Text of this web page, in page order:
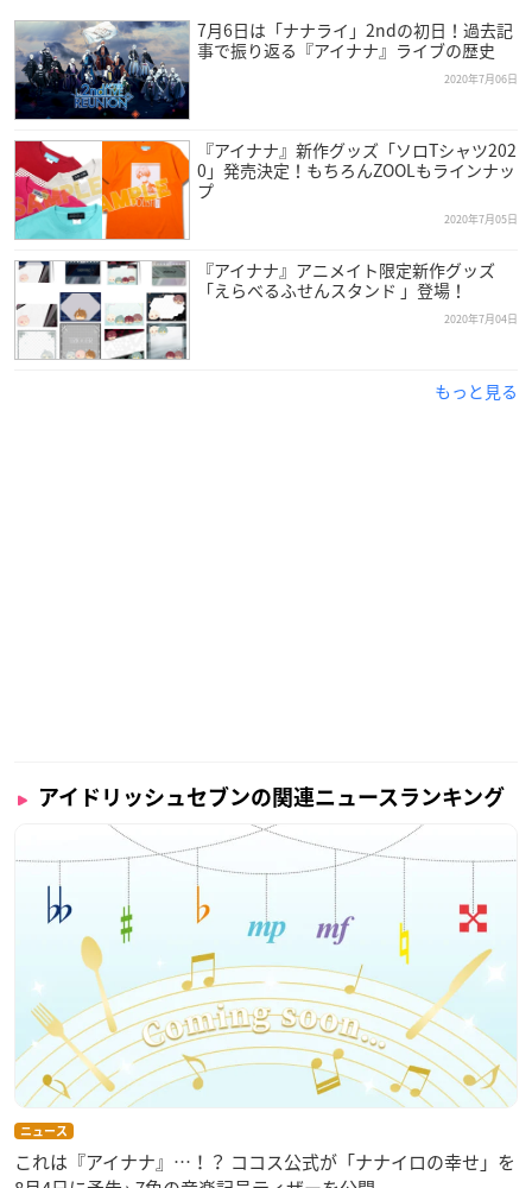
7月6日は「ナナライ」2ndの初日！過去記
事で振り返る『アイナナ』ライブの歴史
2020年7月06日
『アイナナ』新作グッズ「ソロTシャツ202
0」発売決定！もちろんZOOLもラインナッ
プ
2020年7月05日
『アイナナ』アニメイト限定新作グッズ
「えらべるふせんスタンド 」登場！
2020年7月04日
もっと見る
アイドリッシュセブンの関連ニュースランキング
ニュース
これは『アイナナ』…！？ ココス公式が「ナナイロの幸せ」を